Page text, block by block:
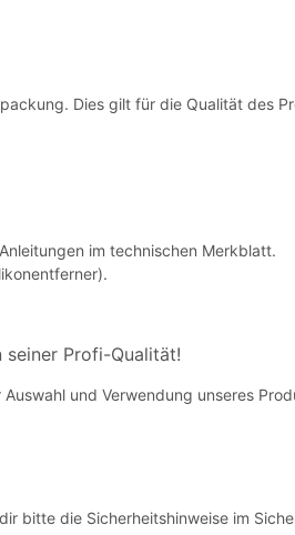
Dies gilt für die Qualität des
im technischen Merkblatt.
seiner Profi-Qualität!
und Verwendung unseres
bitte die Sicherheitshinweise im